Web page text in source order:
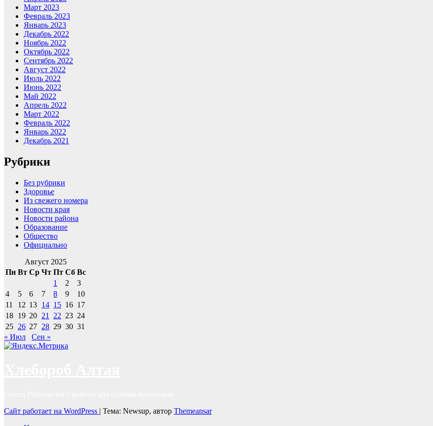
Март 2023
Февраль 2023
Январь 2023
Декабрь 2022
Ноябрь 2022
Октябрь 2022
Сентябрь 2022
Август 2022
Июль 2022
Июнь 2022
Май 2022
Апрель 2022
Март 2022
Февраль 2022
Январь 2022
Декабрь 2021
Рубрики
Без рубрики
Здоровье
Из свежего номера
Новости края
Новости района
Образование
Общество
Официально
Август 2025
Пн Вт Ср Чт Пт Сб Вс
1
2
3
4
5 6 7 8 9
10
11
12 13 14 15 16 17
18 19 20 21 22 23 24
25 26 27 28 29 30 31
« Июл
Сен »
Сайт работает на WordPress | Тема: Newsup, автор Themeansar